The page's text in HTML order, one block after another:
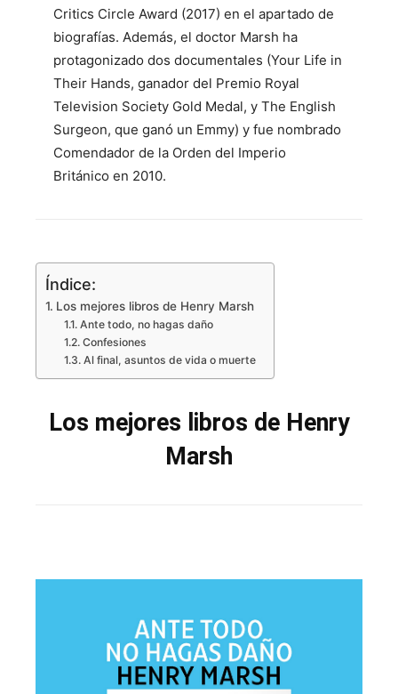
Critics Circle Award (2017) en el apartado de
biografías. Además, el doctor Marsh ha
protagonizado dos documentales (Your Life in
Their Hands, ganador del Premio Royal
Television Society Gold Medal, y The English
Surgeon, que ganó un Emmy) y fue nombrado
Comendador de la Orden del Imperio
Británico en 2010.
Índice:
Los mejores libros de Henry Marsh
Ante todo, no hagas daño
Confesiones
Al final, asuntos de vida o muerte
Los mejores libros de Henry
Marsh